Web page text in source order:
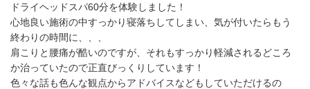
ドライヘッドスパ60分を体験しました！
心地良い施術の中すっかり寝落ちしてしまい、気が付いたらもう
終わりの時間に、、、
肩こりと腰痛が酷いのですが、それもすっかり軽減されるどころ
か治っていたので正直びっくりしています！
色々な話も色んな観点からアドバイスなどもしていただけるの